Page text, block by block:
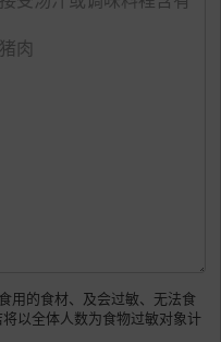
用的食材、及会过敏、无法食
以全体人数为食物过敏对象计